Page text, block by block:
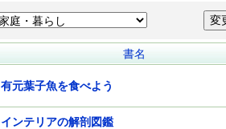
書名
有元葉子魚を食べよう
インテリアの解剖図鑑